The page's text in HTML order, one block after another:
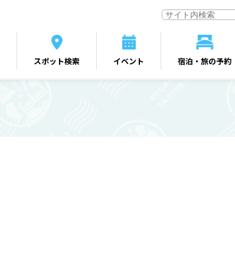
スポット検索 イベント 宿泊・旅の予約